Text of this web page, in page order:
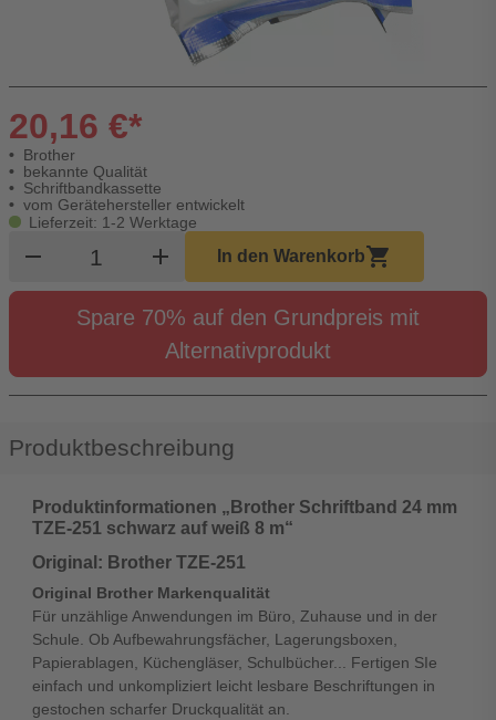
20,16 €*
Brother
bekannte Qualität
Schriftbandkassette
vom Gerätehersteller entwickelt
Lieferzeit: 1-2 Werktage
remove Produkt Warenkorb Menge
add In den Warenkorbshopping_cart
Spare 70% auf den Grundpreis mit
Alternativprodukt
Produktbeschreibung
Produktinformationen „Brother Schriftband 24 mm
TZE-251 schwarz auf weiß 8 m“
Original: Brother TZE-251
Original Brother Markenqualität
Für unzählige Anwendungen im Büro, Zuhause und in der
Schule. Ob Aufbewahrungsfächer, Lagerungsboxen,
Papierablagen, Küchengläser, Schulbücher... Fertigen SIe
einfach und unkompliziert leicht lesbare Beschriftungen in
gestochen scharfer Druckqualität an.